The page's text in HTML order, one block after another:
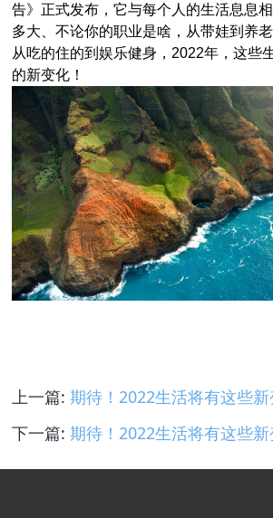
告》正式发布，它与每个人的生活息息
多大、不论你的职业是啥，从带娃到养
从吃的住的到娱乐健身，2022年，这些
的新变化！
上一篇: 期待！2022生活将有这些
下一篇: 期待！2022生活将有这些